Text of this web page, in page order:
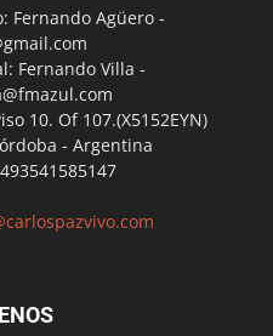
Fernando Agüero -
Fernando Villa -
10. Of 107.(X5152EYN)
- Argentina